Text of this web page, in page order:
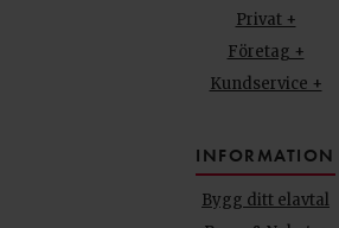
Privat +
Företag +
Kundservice +
INFORMATION
Bygg ditt elavtal